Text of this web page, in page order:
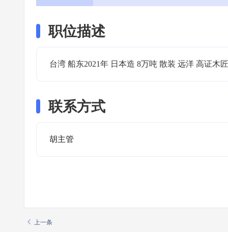
职位描述
台湾 船东2021年 日本造 8万吨 散装 远洋 高证木
联系方式
胡主管
上一条